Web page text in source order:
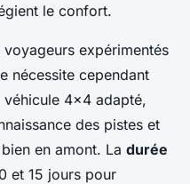
le confort.
expérimentés
nécessite cependant
véhicule 4x4 adapté,
des pistes et
en amont. La durée
et 15 jours pour